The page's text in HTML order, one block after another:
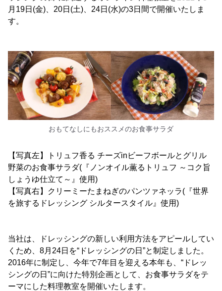
月19日(金)、20日(土)、24日(水)の3日間で開催いたしま
す。
おもてなしにもおススメのお食事サラダ
【写真左】トリュフ香る チーズinビーフボールとグリル
野菜のお食事サラダ(『ノンオイル薫るトリュフ ～コク旨
しょうゆ仕立て～』使用)
【写真右】クリーミーたまねぎのパンツァネッラ(『世界
を旅するドレッシング シルタースタイル』使用)
当社は、ドレッシングの新しい利用方法をアピールしてい
くため、8月24日を“ドレッシングの日”と制定しました。
2016年に制定し、今年で7年目を迎える本年も、“ドレッ
シングの日”に向けた特別企画として、お食事サラダをテ
ーマにした料理教室を開催いたします。